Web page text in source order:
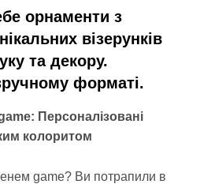
орнаменти з
візерунків
та декору.
форматі.
Персоналізовані
колоритом
game? Ви потрапили в